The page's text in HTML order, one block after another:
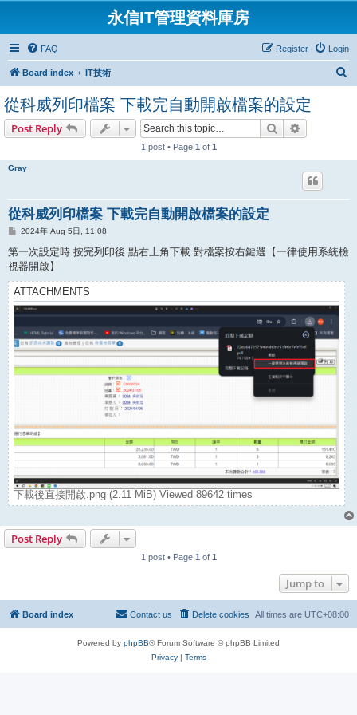
永信IT管理資料庫房
FAQ Login
Register
Board index IT技術
從科威列印檔案 下載完自動開啟檔案的設定
Post Reply Search
1 post • Page 1 of 1
Gray
從科威列印檔案 下載完自動開啟檔案的設定
P
s
t
2024年 Aug 5日, 11:08
第一次設定時 按完列印後 點右上角下載 對檔案按右鍵選【一律使用系統檢
視器開啟】
ATTACHMENTS
下載後直接開啟.png (2.11 MiB) Viewed 89642 times
Post Reply
1 post • Page 1 of 1
Jump to
Board index All times are UTC+08:00
Delete cookies
Contact us
Powered by phpBB® Forum Software © phpBB Limited
Privacy| Terms